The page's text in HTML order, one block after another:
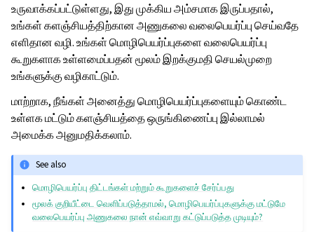
உருவாக்கப்பட்டுள்ளது, இது முக்கிய அம்சமாக இருப்பதால்,
உங்கள் களஞ்சியத்திற்கான அணுகலை வலைபெயர்ப்பு செய்வதே
எளிதான வழி. உங்கள் மொழிபெயர்ப்புகளை வலைபெயர்ப்பு
கூறுகளாக உள்ளமைப்பதன் மூலம் இறக்குமதி செயல்முறை
உங்களுக்கு வழிகாட்டும்.
மாற்றாக, நீங்கள் அனைத்து மொழிபெயர்ப்புகளையும் கொண்ட
உள்ளக மட்டும் களஞ்சியத்தை ஒருங்கிணைப்பு இல்லாமல்
அமைக்க அனுமதிக்கலாம்.
See also
மொழிபெயர்ப்பு திட்டங்கள் மற்றும் கூறுகளைச் சேர்ப்பது
மூலக் குறியீட்டை வெளிப்படுத்தாமல், மொழிபெயர்ப்புகளுக்கு மட்டுமே
வலைபெயர்ப்பு அணுகலை நான் எவ்வாறு கட்டுப்படுத்த முடியும்?